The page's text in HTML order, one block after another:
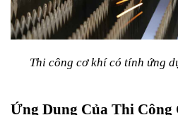
Thi công cơ khí có tính ứng
Ứng Dụng Của Thi